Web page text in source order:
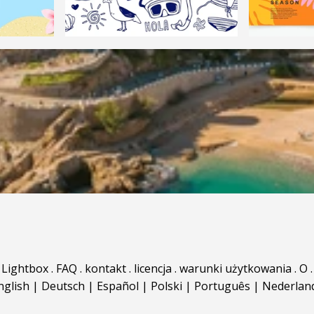
Lightbox. FAQ . kontakt. licencja . warunki użytkowania . O .
| Deutsch | Español | Polski | Português |